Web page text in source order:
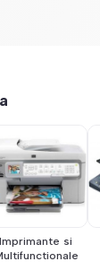
Imprimante si